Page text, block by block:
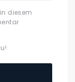
diesem